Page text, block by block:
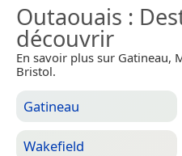
Outaouais :
découvrir
En savoir plus sur Gatineau,
Bristol.
Gatineau
Wakefield